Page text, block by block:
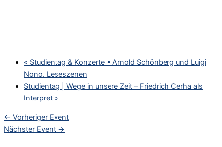
« Studientag & Konzerte • Arnold Schönberg und Luigi
Nono. Leseszenen
Studientag | Wege in unsere Zeit – Friedrich Cerha als
Interpret »
← Vorheriger Event
Nächster Event →